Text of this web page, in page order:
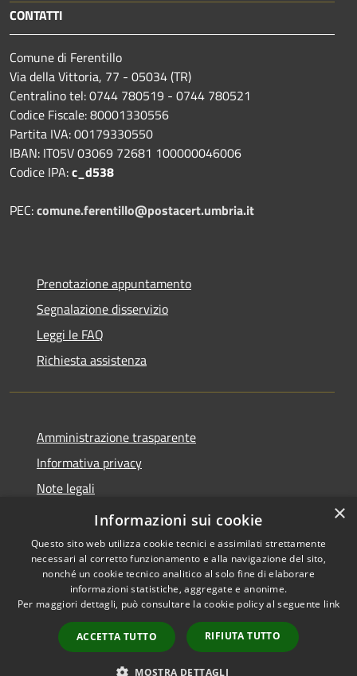
CONTATTI
Comune di Ferentillo
Via della Vittoria, 77 - 05034 (TR)
Centralino tel: 0744 780519 - 0744 780521
Codice Fiscale: 80001330556
Partita IVA: 00179330550
IBAN: IT05V 03069 72681 100000046006
Codice IPA:c_d538
PEC:comune.ferentillo@postacert.umbria.it
Prenotazione appuntamento
Segnalazione disservizio
Leggi le FAQ
Richiesta assistenza
Amministrazione trasparente
Informativa privacy
Note legali
Dichiarazione di accessibilità
Accessibilità
Copyright © 2026 • Comune di
Ferentillo • Powered by
Municipium•
Accesso
redazione
×
Informazioni sui cookie
Questo sito web utilizza cookie tecnici e assimilati strettamente
necessari al corretto funzionamento e alla navigazione del sito,
nonché un cookie tecnico analitico al solo fine di elaborare
informazioni statistiche, aggregate e anonime.
Per maggiori dettagli, può consultare la cookie policy al seguente link
ACCETTA TUTTO RIFIUTA TUTTO
MOSTRA DETTAGLI